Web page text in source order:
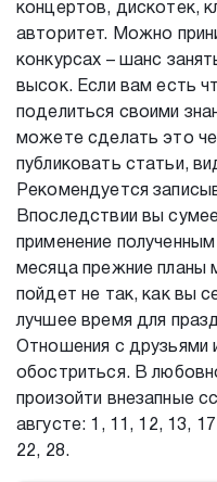
концертов, дискотек,
авторитет. Можно
конкурсах – шанс
высок. Если вам есть
поделиться своими
можете сделать это
публиковать статьи,
Рекомендуется
Впоследствии вы
применение
месяца прежние планы
пойдет не так, как вы
лучшее время для
Отношения с друзьями
обостриться. В
произойти внезапные
августе: 1, 11, 12, 13,
22, 28.